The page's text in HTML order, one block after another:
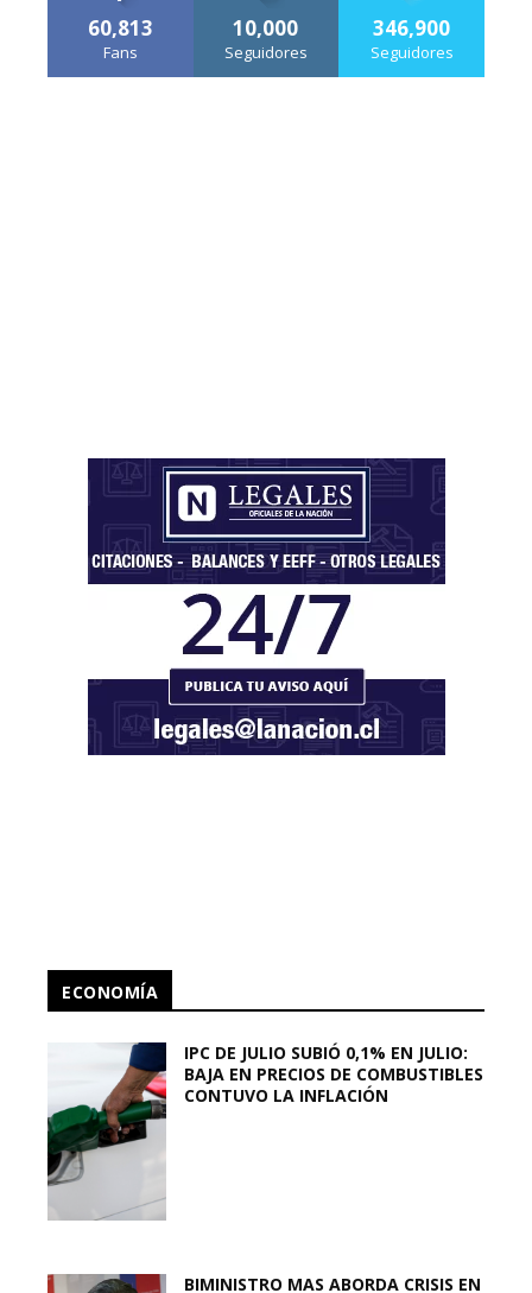
60,813
Fans
10,000
Seguidores
346,900
Seguidores
ECONOMÍA
IPC DE JULIO SUBIÓ 0,1% EN JULIO:
BAJA EN PRECIOS DE COMBUSTIBLES
CONTUVO LA INFLACIÓN
BIMINISTRO MAS ABORDA CRISIS EN